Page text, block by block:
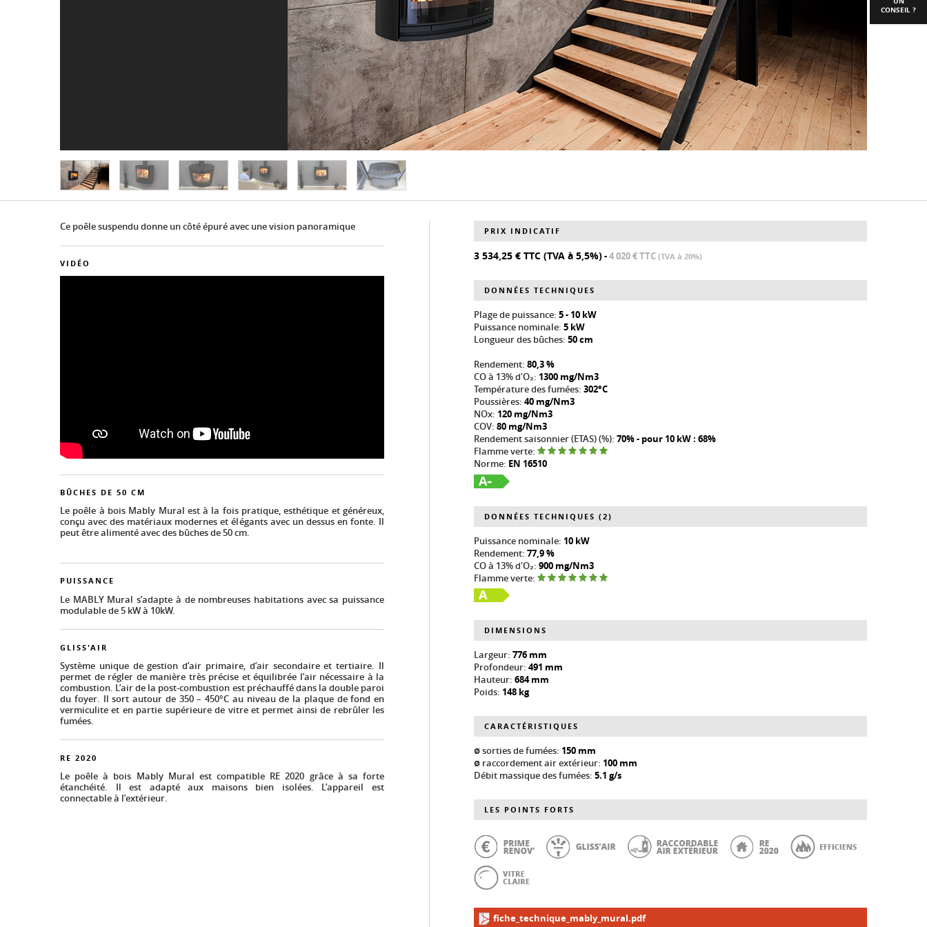
Ce poêle suspendu donne un côté épuré avec une vision panoramique
VIDÉO
BÛCHES DE 50 CM
Le poêle à bois Mably Mural est à la fois pratique, esthétique et généreux,
conçu avec des matériaux modernes et élégants avec un dessus en fonte. Il
peut être alimenté avec des bûches de 50 cm.
PUISSANCE
Le MABLY Mural s’adapte à de nombreuses habitations avec sa puissance
modulable de 5 kW à 10kW.
GLISS'AIR
Système unique de gestion d’air primaire, d’air secondaire et tertiaire. Il
permet de régler de manière très précise et équilibrée l’air nécessaire à la
combustion. L’air de la post-combustion est préchauffé dans la double paroi
du foyer. Il sort autour de 350 – 450°C au niveau de la plaque de fond en
vermiculite et en partie supérieure de vitre et permet ainsi de rebrûler les
fumées.
RE 2020
Le poêle à bois Mably Mural est compatible RE 2020 grâce à sa forte
étanchéité. Il est adapté aux maisons bien isolées. L’appareil est
connectable à l’extérieur.
PRIX INDICATIF
3 534,25 € TTC (TVA à 5,5%)-4 020 € TTC (TVA à 20%)
DONNÉES TECHNIQUES
Plage de puissance: 5 - 10 kW
Puissance nominale: 5 kW
Longueur des bûches: 50 cm
Rendement: 80,3 %
CO à 13% d'O₂: 1300 mg/Nm3
Température des fumées: 302°C
Poussières: 40 mg/Nm3
NOx: 120 mg/Nm3
COV: 80 mg/Nm3
Rendement saisonnier (ETAS) (%): 70% - pour 10 kW : 68%
Flamme verte:
Norme: EN 16510
A+
DONNÉES TECHNIQUES (2)
Puissance nominale: 10 kW
Rendement: 77,9 %
CO à 13% d'O₂: 900 mg/Nm3
Flamme verte:
A
DIMENSIONS
Largeur: 776 mm
Profondeur: 491 mm
Hauteur: 684 mm
Poids: 148 kg
CARACTÉRISTIQUES
ø sorties de fumées: 150 mm
ø raccordement air extérieur: 100 mm
Débit massique des fumées: 5.1 g/s
LES POINTS FORTS
fiche_technique_mably_mural.pdf
CONSEIL ?